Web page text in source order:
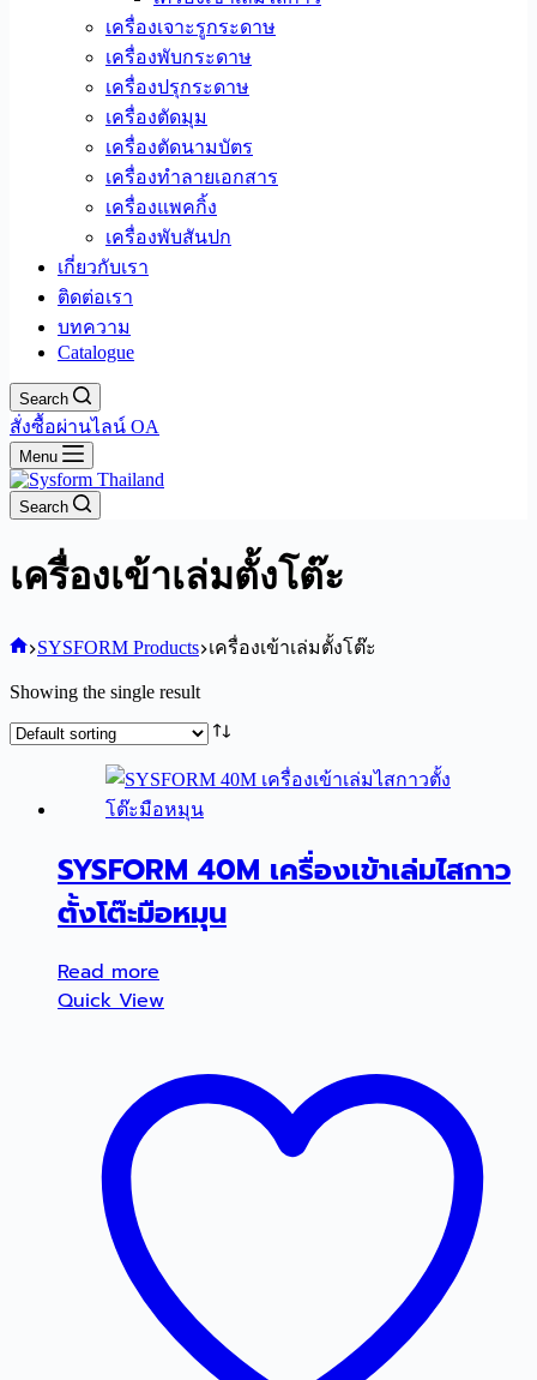
เครื่องเจาะรูกระดาษ
เครื่องพับกระดาษ
เครื่องปรุกระดาษ
เครื่องตัดมุม
เครื่องตัดนามบัตร
เครื่องทำลายเอกสาร
เครื่องแพคกิ้ง
เครื่องพับสันปก
เกี่ยวกับเรา
ติดต่อเรา
บทความ
Catalogue
Search
สั่งซื้อผ่านไลน์ OA
Menu
Search
เครื่องเข้าเล่มตั้งโต๊ะ
Home
SYSFORM Products เครื่องเข้าเล่มตั้งโต๊ะ
Showing the single result
SYSFORM 40M เครื่องเข้าเล่มไสกาว
ตั้งโต๊ะมือหมุน
Read more
Quick View